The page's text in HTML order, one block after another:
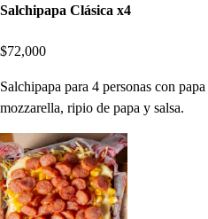
Salchipapa Clásica x4
$72,000
Salchipapa para 4 personas con
mozzarella, ripio de papa y salsa.